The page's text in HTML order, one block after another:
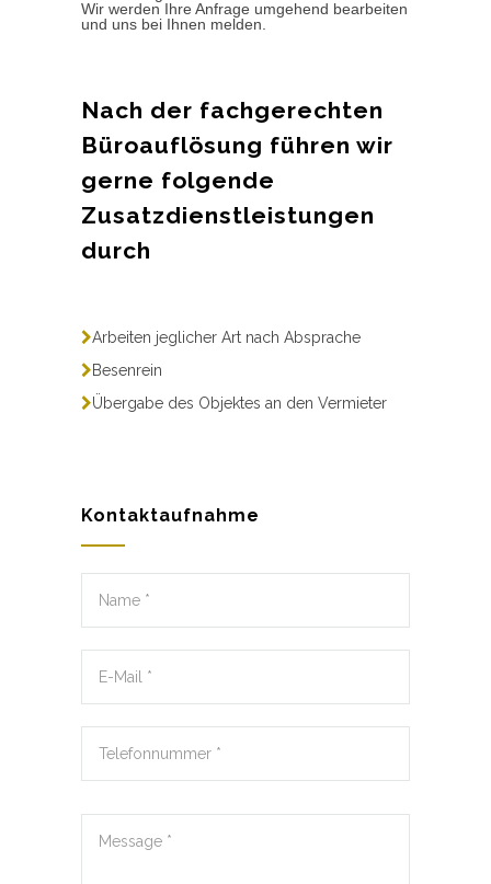
Wir werden Ihre Anfrage umgehend bearbeiten
und uns bei Ihnen melden.
Nach der fachgerechten
Büroauflösung führen wir
gerne folgende
Zusatzdienstleistungen
durch
Arbeiten jeglicher Art nach Absprache
Besenrein
Übergabe des Objektes an den Vermieter
Kontaktaufnahme